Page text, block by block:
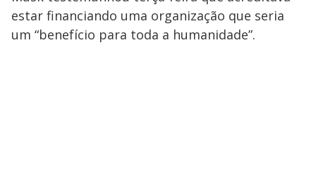
estar financiando uma organização que seria
um “benefício para toda a humanidade”.